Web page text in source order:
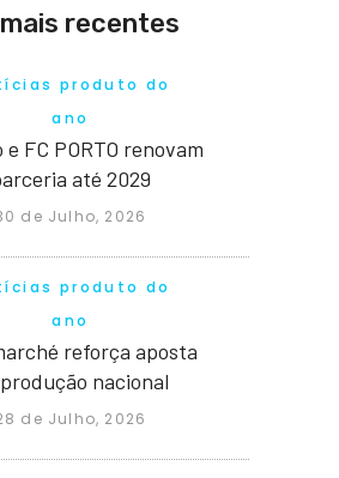
recentes
produto do
ano
FC PORTO renovam
até 2029
de Julho, 2026
produto do
ano
reforça aposta
nacional
de Julho, 2026